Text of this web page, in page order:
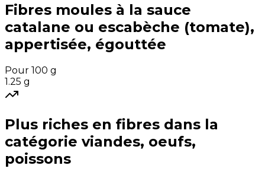
Fibres moules à la sauce
catalane ou escabèche (tomate),
appertisée, égouttée
Pour 100 g
1.25 g
Plus riches en fibres dans la
catégorie viandes, oeufs,
poissons